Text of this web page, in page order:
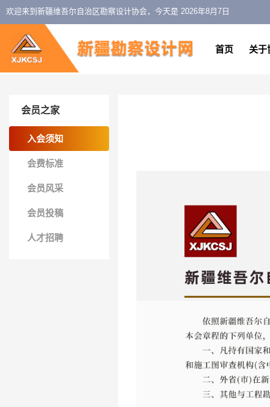
欢迎来到新疆维吾尔自治区勘察设计协会，今天是 2026年8月7日
首页 关于
会员之家
入会须知
会费标准
会员风采
会员投稿
人才招聘